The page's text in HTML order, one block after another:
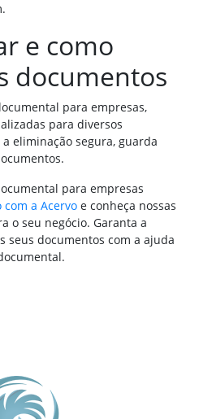
e como
documentos
para empresas,
para diversos
eliminação segura, guarda
para empresas
a Acervo e conheça nossas
o seu negócio. Garanta a
seus documentos com a ajuda